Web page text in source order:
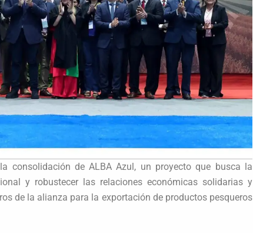
consolidación de ALBA Azul, un proyecto que busca la
y robustecer las relaciones económicas solidarias y
de la alianza para la exportación de productos pesqueros